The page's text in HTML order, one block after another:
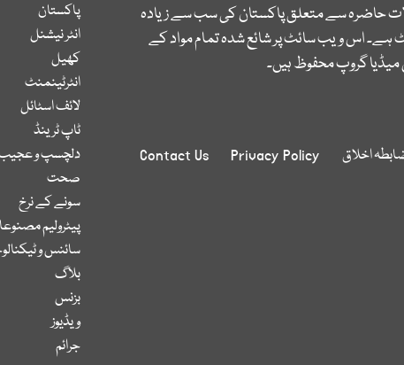
حاضرہ سے متعلق پاکستان کی سب سے زیادہ
ہے۔ اس ویب سائٹ پر شائع شدہ تمام مواد کے
گروپ محفوظ ہیں۔
اخلاق Privacy Policy
Contact Us
پاکستان
انٹر نیشنل
کھیل
انٹرٹینمنٹ
لائف اسٹائل
ٹاپ ٹرینڈ
دلچسپ و
صحت
سونے کے نرخ
پیٹرولیم
سائنس و
بلاگ
بزنس
ویڈیوز
جرائم